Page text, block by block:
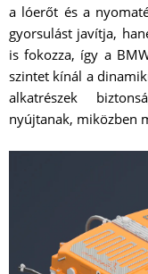
a lóerőt és a
gyorsulást javítja,
is fokozza, így a
szintet kínál a
alkatrészek
nyújtanak, miközben